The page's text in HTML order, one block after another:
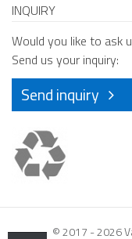
INQUIRY
Would you like to ask
Send us your inquiry:
Send inquiry
© 2017 - 2026